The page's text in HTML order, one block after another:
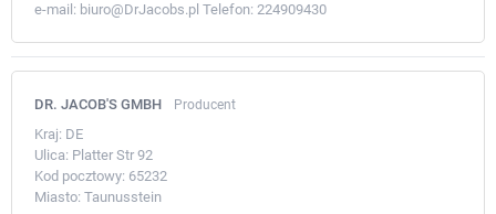
e-mail: biuro@DrJacobs.pl Telefon: 224909430
DR. JACOB'S GMBH Producent
Kraj: DE
Ulica: Platter Str 92
Kod pocztowy: 65232
Miasto: Taunusstein